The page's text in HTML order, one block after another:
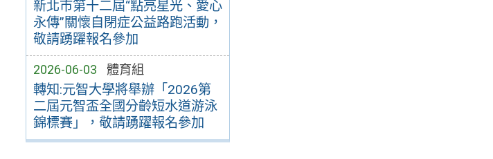
新北市第十二屆“點亮星光、愛心
永傳”關懷自閉症公益路跑活動，
敬請踴躍報名參加
2026-06-03 體育組
轉知:元智大學將舉辦「2026第
二屆元智盃全國分齡短水道游泳
錦標賽」，敬請踴躍報名參加